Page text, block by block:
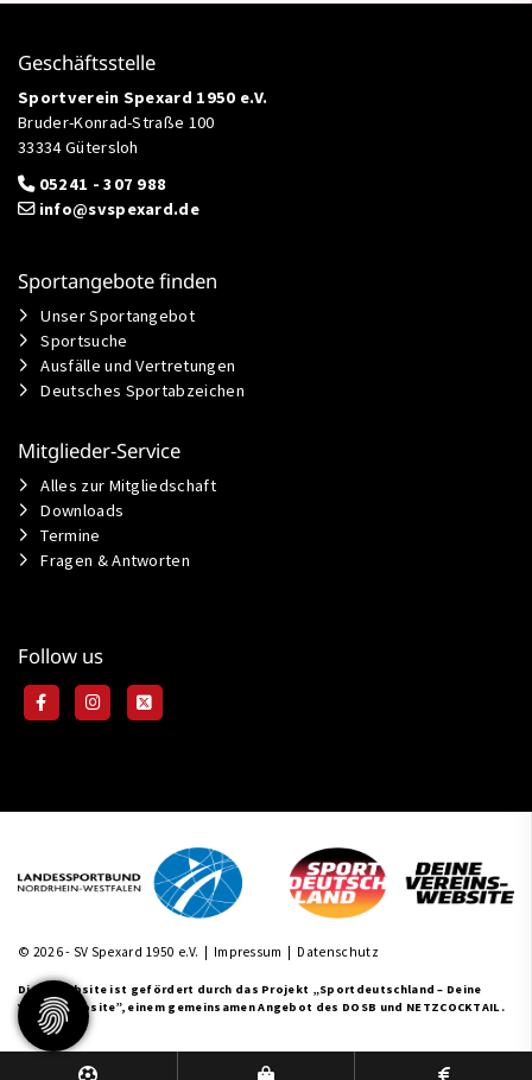
Geschäftsstelle
Sportverein Spexard 1950 e.V.
Bruder-Konrad-Straße 100
33334 Gütersloh
05241 - 307 988
info@svspexard.de
Sportangebote finden
Unser Sportangebot
Sportsuche
Ausfälle und Vertretungen
Deutsches Sportabzeichen
Mitglieder-Service
Alles zur Mitgliedschaft
Downloads
Termine
Fragen & Antworten
Follow us
© 2026 - SV Spexard 1950 e.V. | Impressum Datenschutz
Diese Website ist gefördert durch das Projekt „Sportdeutschland – Deine
Vereinswebsite”, einem gemeinsamen Angebot des DOSB und NETZCOCKTAIL.